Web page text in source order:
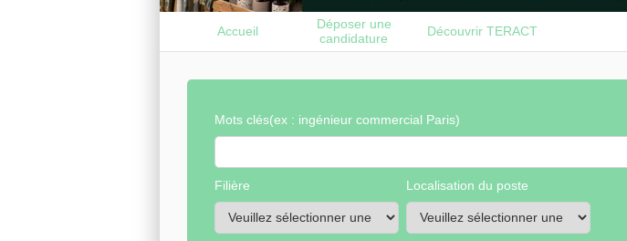
Accueil
Déposer une
candidature
spontanée
Découvrir TERACT
Mots clés(ex : ingénieur commercial Paris)
Filière Localisation du poste